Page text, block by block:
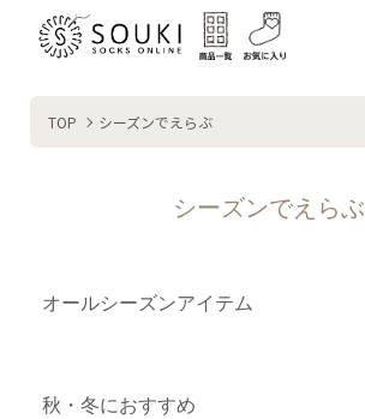
TOP シーズンでえらぶ
シーズンでえらぶ
オールシーズンアイテム
秋・冬におすすめ